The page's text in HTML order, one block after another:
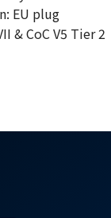
EU plug
& CoC V5 Tier 2